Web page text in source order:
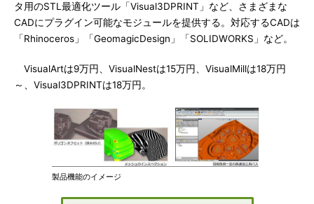
タ用のSTL最適化ツール「Visual3DPRINT」など、さまざまな
CADにプラグイン可能なモジュールを提供する。対応するCADは
「Rhinoceros」「GeomagicDesign」「SOLIDWORKS」など。
VisualArtは9万円、VisualNestは15万円、VisualMillは18万円
～、Visual3DPRINTは18万円。
製品機能のイメージ